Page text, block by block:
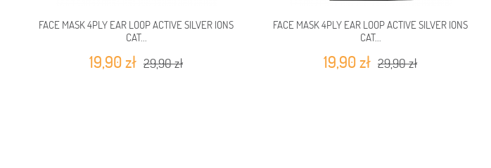
FACE MASK 4PLY EAR LOOP ACTIVE SILVER IONS
CAT...
19,90 zł 29,90 zł
FACE MASK 4PLY EAR LOOP ACTIVE SILVER IONS
CAT...
19,90 zł 29,90 zł